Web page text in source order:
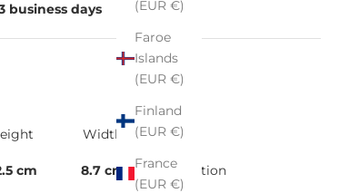
(EUR €)
Faroe
Islands
(EUR €)
Finland
(EUR €)
France
(EUR €)
business days
cm
Width
8.7 cm Collection